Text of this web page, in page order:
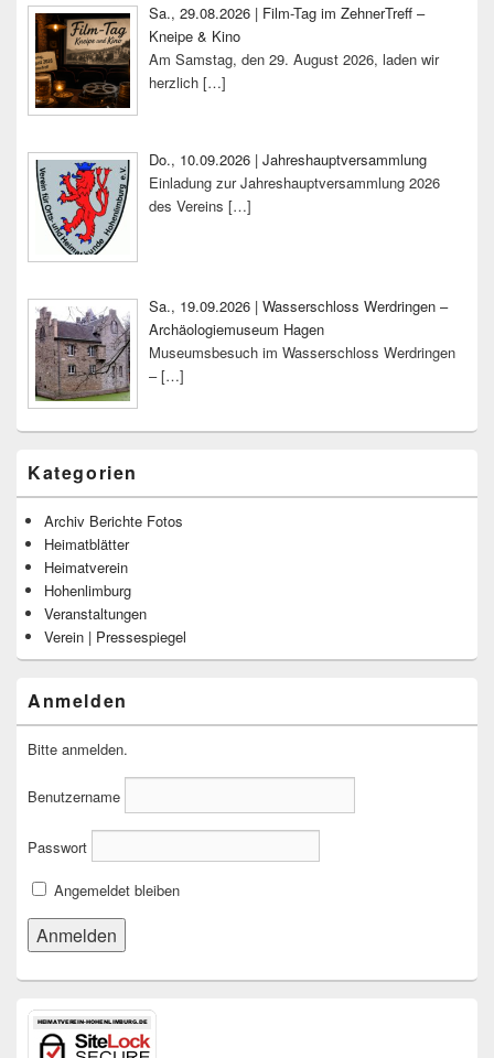
Sa., 29.08.2026 | Film-Tag im ZehnerTreff –
Kneipe & Kino
Am Samstag, den 29. August 2026, laden wir
herzlich […]
Do., 10.09.2026 | Jahreshauptversammlung
Einladung zur Jahreshauptversammlung 2026
des Vereins […]
Sa., 19.09.2026 | Wasserschloss Werdringen –
Archäologiemuseum Hagen
Museumsbesuch im Wasserschloss Werdringen
–[…]
Kategorien
Archiv Berichte Fotos
Heimatblätter
Heimatverein
Hohenlimburg
Veranstaltungen
Verein | Pressespiegel
Anmelden
Bitte anmelden.
Benutzername
Passwort
Angemeldet bleiben